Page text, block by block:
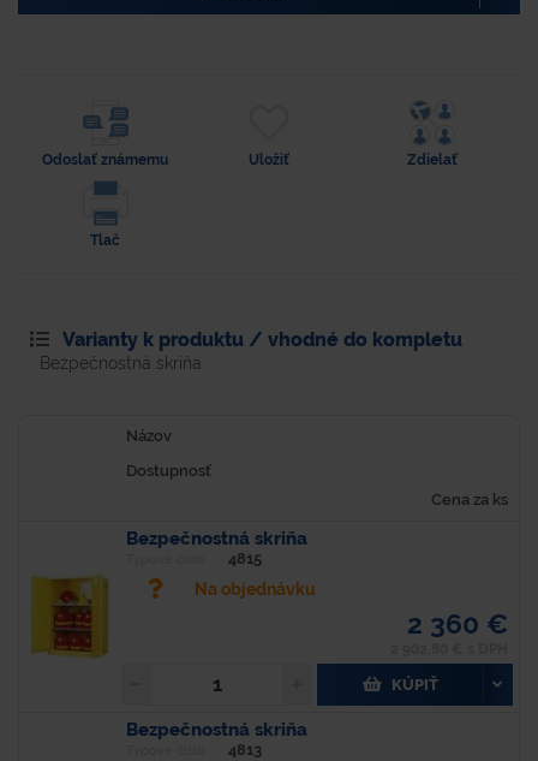
Odoslať známemu Uložiť Zdielať
Tlač
Varianty k produktu / vhodné do kompletu
Bezpečnostná skriňa
Názov
Dostupnosť
Cena za ks
Bezpečnostná skriňa
4815
Na objednávku
2 360 €
KÚPIŤ
Bezpečnostná skriňa
4813